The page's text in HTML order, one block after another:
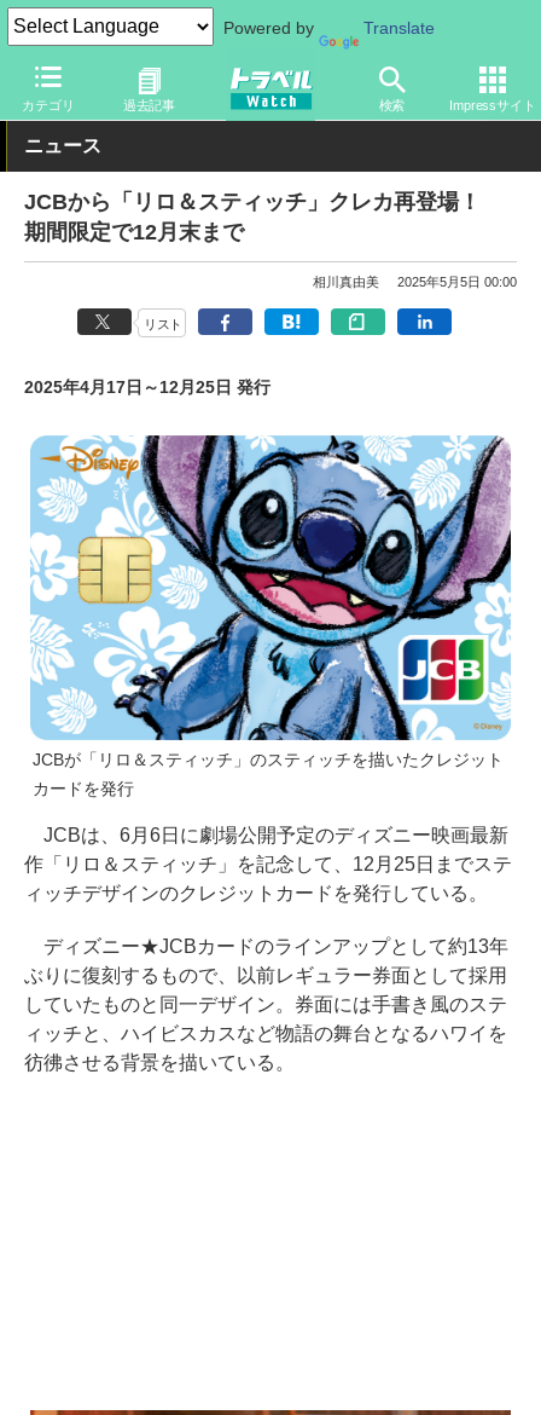
Powered by Translate
カテゴリ 過去記事 検索 Impressサイト
トラベル Watch 旅の情報 観光地 ディズニーリゾート
ニュース
JCBから「リロ＆スティッチ」クレカ再登場！
期間限定で12月末まで
相川真由美 2025年5月5日 00:00
リスト
2025年4月17日～12月25日 発行
JCBが「リロ＆スティッチ」のスティッチを描いたクレジット
カードを発行
JCBは、6月6日に劇場公開予定のディズニー映画最新
作「リロ＆スティッチ」を記念して、12月25日までステ
ィッチデザインのクレジットカードを発行している。
ディズニー★JCBカードのラインアップとして約13年
ぶりに復刻するもので、以前レギュラー券面として採用
していたものと同一デザイン。券面には手書き風のステ
ィッチと、ハイビスカスなど物語の舞台となるハワイを
彷彿させる背景を描いている。